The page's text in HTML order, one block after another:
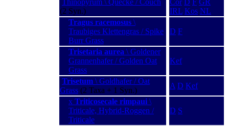
Thinopyrum \ Quecke / Couch
(2 Syn.)
Cor D F GR
IRL Kos NL
Tragus racemosus \
Traubiges Klettengras / Spike
Burr Grass
D F
Trisetaria aurea \ Goldener
Grannenhafer / Golden Oat
Grass
Kef
Trisetum \ Goldhafer / Oat
Grass (2 Taxa + 1 Syn.)
A D Kef
x Triticosecale rimpaui \
Triticale, Hybrid-Roggen /
Triticale
D S